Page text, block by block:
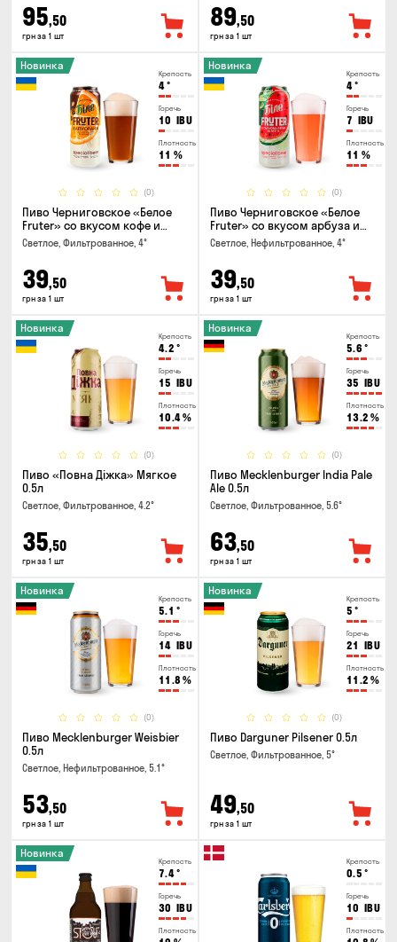
95,50
грн за 1 шт
89,50
грн за 1 шт
Крепость
4°
Горечь
10 IBU
Плотность
11 %
(0)
Новинка
Пиво Черниговское «Белое
Fruter» со вкусом кофе и
апельсина 0.5 л
Светлое, Фильтрованное, 4°
39,50
грн за 1 шт
Крепость
4°
Горечь
7 IBU
Плотность
11 %
(0)
Новинка
Пиво Черниговское «Белое
Fruter» со вкусом арбуза и
мяты 0.5л
Светлое, Нефильтрованное, 4°
39,50
грн за 1 шт
Крепость
4.2 °
Горечь
15 IBU
Плотность
10.4%
(0)
Новинка
Пиво «Повна Діжка» Мягкое
0.5л
Светлое, Фильтрованное, 4.2°
35,50
грн за 1 шт
Крепость
5.6 °
Горечь
35 IBU
Плотность
13.2 %
(0)
Новинка
Пиво Mecklenburger India Pale
Ale 0.5л
Светлое, Фильтрованное, 5.6°
63,50
грн за 1 шт
Крепость
5.1 °
Горечь
14 IBU
Плотность
11.8 %
(0)
Новинка
Пиво Mecklenburger Weisbier
0.5л
Светлое, Нефильтрованное, 5.1°
53,50
грн за 1 шт
Крепость
5 °
Горечь
21 IBU
Плотность
11.2 %
(0)
Новинка
Пиво Darguner Pilsener 0.5л
Светлое, Фильтрованное, 5°
49,50
грн за 1 шт
Крепость
7.4°
Горечь
30 IBU
Плотность
Новинка
Крепость
0.5 °
Горечь
10 IBU
Плотность